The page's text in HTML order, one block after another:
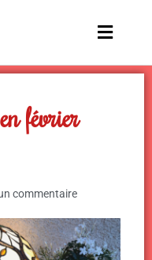
Main
février
commentaire